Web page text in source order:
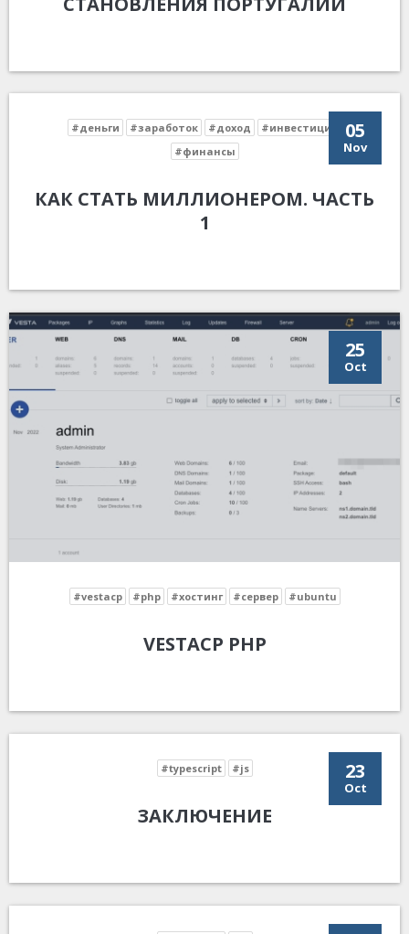
05
Nov
#деньги #заработок #доход
#инвестиции
#финансы
КАК СТАТЬ МИЛЛИОНЕРОМ. ЧАСТЬ
1
25
Oct
#vestacp #php #хостинг #сервер #ubuntu
VESTACP PHP
23
Oct
#typescript #js
ЗАКЛЮЧЕНИЕ